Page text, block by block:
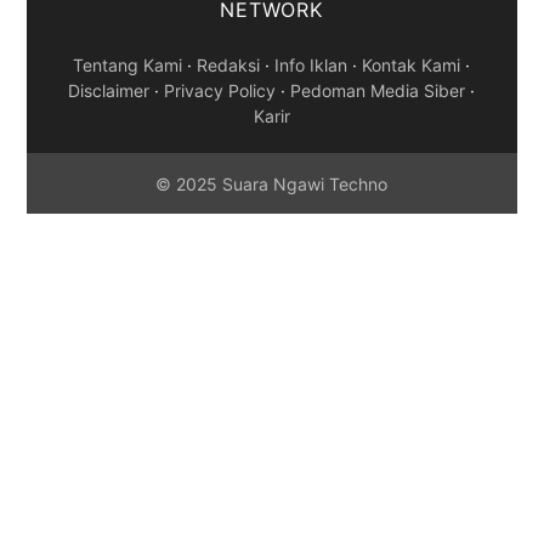
NETWORK
Tentang Kami · Redaksi · Info Iklan · Kontak Kami ·
Disclaimer · Privacy Policy · Pedoman Media Siber ·
Karir
© 2025 Suara Ngawi Techno